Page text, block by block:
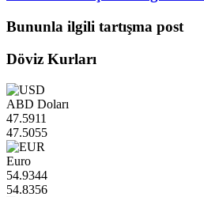
Bununla ilgili tartışma post
Döviz Kurları
ABD Doları
47.5911
47.5055
Euro
54.9344
54.8356